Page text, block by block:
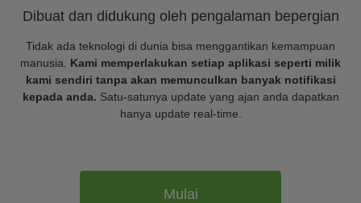
Dibuat dan didukung oleh pengalaman bepergian
Tidak ada teknologi di dunia bisa menggantikan kemampuan
manusia. Kami memperlakukan setiap aplikasi seperti milik
kami sendiri tanpa akan memunculkan banyak notifikasi
kepada anda. Satu-satunya update yang ajan anda dapatkan
hanya update real-time.
Mulai